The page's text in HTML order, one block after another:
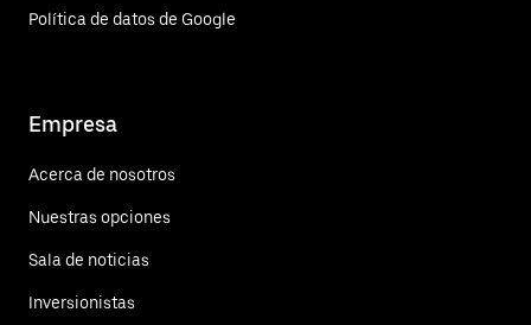
Política de datos de Google
Empresa
Acerca de nosotros
Nuestras opciones
Sala de noticias
Inversionistas